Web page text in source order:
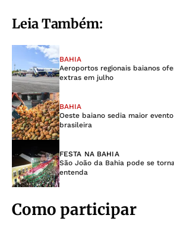
Leia Também:
BAHIA
Aeroportos regionais baianos
extras em julho
BAHIA
Oeste baiano sedia maior
brasileira
FESTA NA BAHIA
São João da Bahia pode se
entenda
Como participar